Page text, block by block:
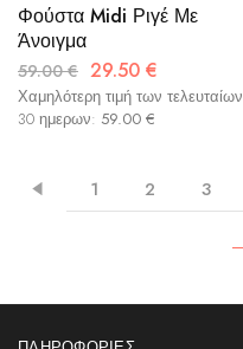
Φούστα Midi Ριγέ Με
Άνοιγμα
59.00€ 29.50 €
Χαμηλότερη τιμή των τελευταίων
30 ημερων: 59.00 €
1 2 3